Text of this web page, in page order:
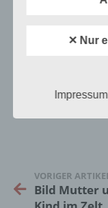
VORIGER
Bild Mutter
oder
Als
✕ Nur
Impressum